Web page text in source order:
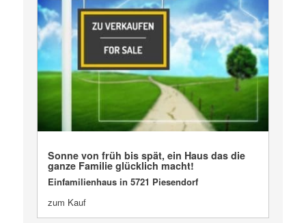
Sonne von früh bis spät, ein Haus das die
ganze Familie glücklich macht!
Einfamilienhaus in 5721 Piesendorf
zum Kauf